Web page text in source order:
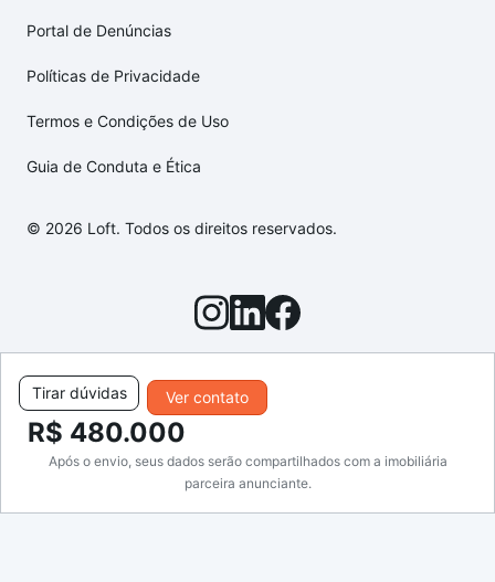
Ver contato
Tirar dúvidas
R$ 480.000
Após o envio, seus dados serão compartilhados com a imobiliária
parceira anunciante.
Portal de Denúncias
Políticas de Privacidade
Termos e Condições de Uso
Guia de Conduta e Ética
© 2026 Loft. Todos os direitos reservados.